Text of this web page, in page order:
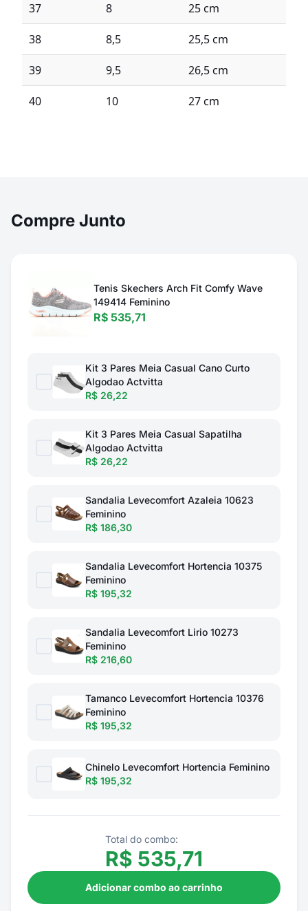
37 8 25 cm
38 8,5 25,5 cm
39 9,5 26,5 cm
40 10 27 cm
Compre Junto
Tenis Skechers Arch Fit Comfy Wave
149414 Feminino
R$ 535,71
Kit 3 Pares Meia Casual Cano Curto
Algodao Actvitta
R$ 26,22
Kit 3 Pares Meia Casual Sapatilha
Algodao Actvitta
R$ 26,22
Sandalia Levecomfort Azaleia 10623
Feminino
R$ 186,30
Sandalia Levecomfort Hortencia 10375
Feminino
R$ 195,32
Sandalia Levecomfort Lirio 10273
Feminino
R$ 216,60
Tamanco Levecomfort Hortencia 10376
Feminino
R$ 195,32
Chinelo Levecomfort Hortencia Feminino
R$ 195,32
Total do combo:
R$ 535,71
Adicionar combo ao carrinho